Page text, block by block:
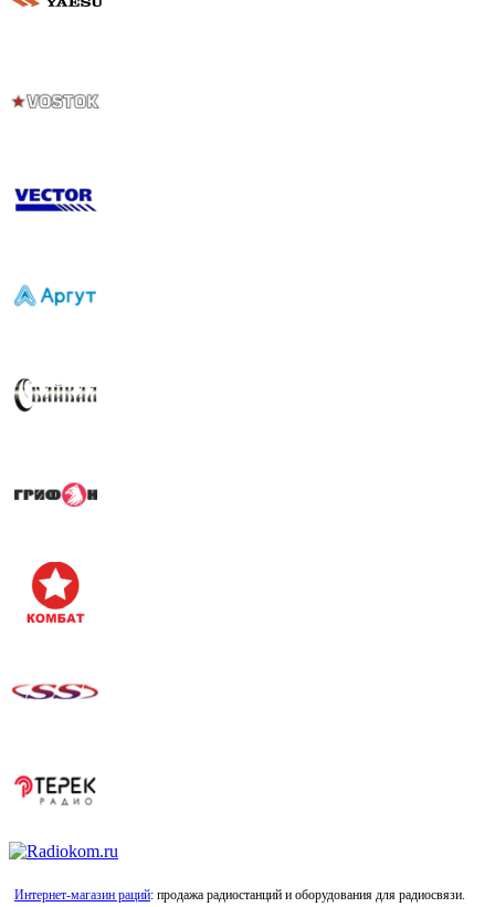
Интернет-магазин раций: продажа радиостанций и оборудования для радиосвязи.